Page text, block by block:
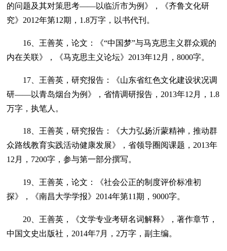
的问题及其对策思考——以临沂市为例》，《齐鲁文化研
究》2012年第12期，1.8万字，以书代刊。
16、王善英，论文：《“中国梦”与马克思主义群众观的
内在关联》，《马克思主义论坛》2013年12月，8000字。
17、王善英，研究报告：《山东省红色文化建设状况调
研——以青岛烟台为例》，省情调研报告，2013年12月，1.8
万字，执笔人。
18、王善英，研究报告：《大力弘扬沂蒙精神，推动群
众路线教育实践活动健康发展》，省领导圈阅课题，2013年
12月，7200字，参与第一部分撰写。
19、王善英，论文：《社会公正的制度评价标准初
探》，《南昌大学学报》2014年第11期，9000字。
20、王善英，《文学专业考研名词解释》，著作章节，
中国文史出版社，2014年7月，2万字，副主编。